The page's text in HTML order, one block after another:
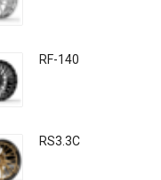
RF-140
RS3.3C